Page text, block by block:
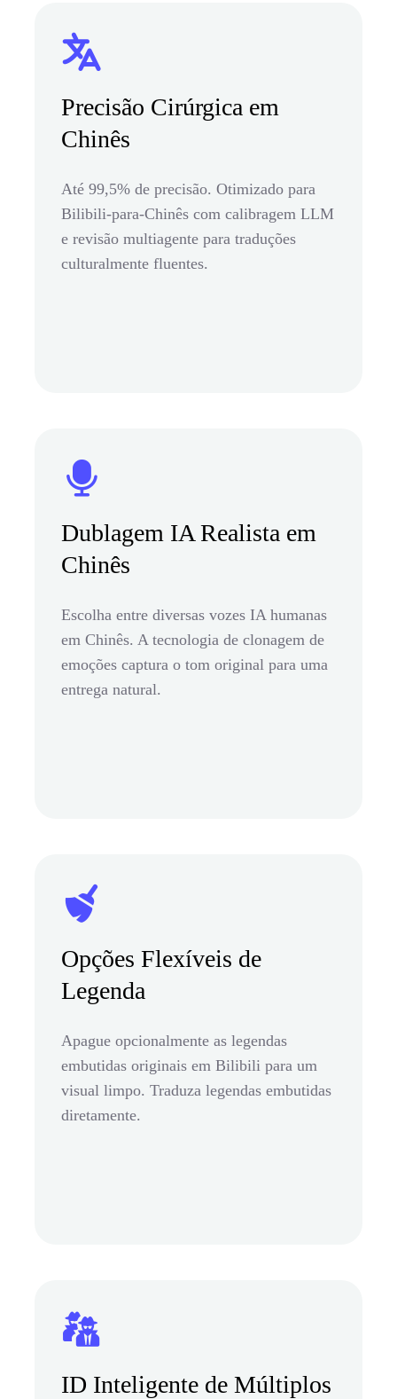
Precisão Cirúrgica em
Chinês
Até 99,5% de precisão. Otimizado para
Bilibili-para-Chinês com calibragem LLM
e revisão multiagente para traduções
culturalmente fluentes.
Dublagem IA Realista em
Chinês
Escolha entre diversas vozes IA humanas
em Chinês. A tecnologia de clonagem de
emoções captura o tom original para uma
entrega natural.
Opções Flexíveis de
Legenda
Apague opcionalmente as legendas
embutidas originais em Bilibili para um
visual limpo. Traduza legendas embutidas
diretamente.
ID Inteligente de Múltiplos